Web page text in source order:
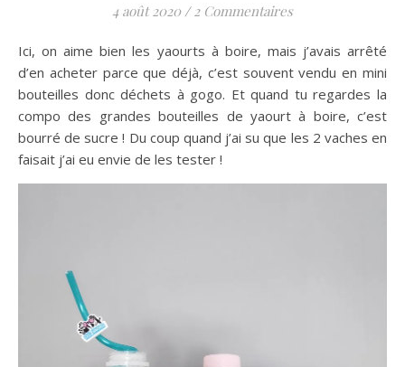
4 août 2020 / 2 Commentaires
Ici, on aime bien les yaourts à boire, mais j’avais arrêté
d’en acheter parce que déjà, c’est souvent vendu en mini
bouteilles donc déchets à gogo. Et quand tu regardes la
compo des grandes bouteilles de yaourt à boire, c’est
bourré de sucre ! Du coup quand j’ai su que les 2 vaches en
faisait j’ai eu envie de les tester !